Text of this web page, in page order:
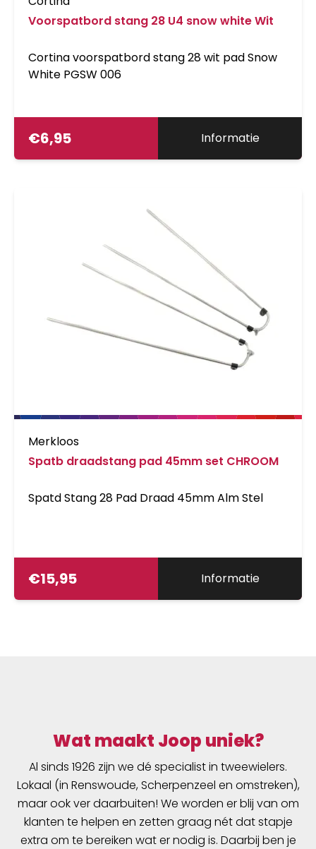
Voorspatbord stang 28 U4 snow white Wit
Cortina voorspatbord stang 28 wit pad Snow
White PGSW 006
€6,95 Informatie
Merkloos
Spatb draadstang pad 45mm set CHROOM
Spatd Stang 28 Pad Draad 45mm Alm Stel
€15,95 Informatie
Wat maakt Joop uniek?
Al sinds 1926 zijn we dé specialist in tweewielers.
Lokaal (in Renswoude, Scherpenzeel en omstreken),
maar ook ver daarbuiten! We worden er blij van om
klanten te helpen en zetten graag nét dat stapje
extra om te bereiken wat er nodig is. Daarbij ben je